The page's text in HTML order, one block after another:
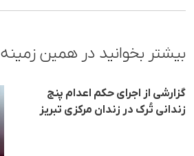
بیشتر بخوانید در همین زمینه
گزارشی از اجرای حکم اعدام پنج
زندانی تُرک در زندان مرکزی تبریز